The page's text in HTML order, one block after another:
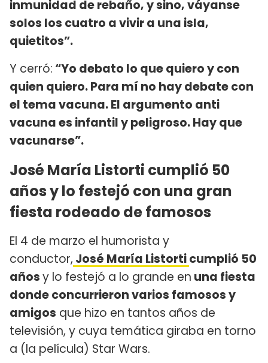
inmunidad de rebaño, y sino, váyanse
solos los cuatro a vivir a una isla,
quietitos”.
Y cerró: “Yo debato lo que quiero y con
quien quiero. Para mí no hay debate con
el tema vacuna. El argumento anti
vacuna es infantil y peligroso. Hay que
vacunarse”.
José María Listorti cumplió 50
años y lo festejó con una gran
fiesta rodeado de famosos
El 4 de marzo el humorista y
conductor, José María Listorticumplió 50
añosy lo festejó a lo grande en una fiesta
donde concurrieron varios famosos y
amigos que hizo en tantos años de
televisión, y cuya temática giraba en torno
a (la película) Star Wars.